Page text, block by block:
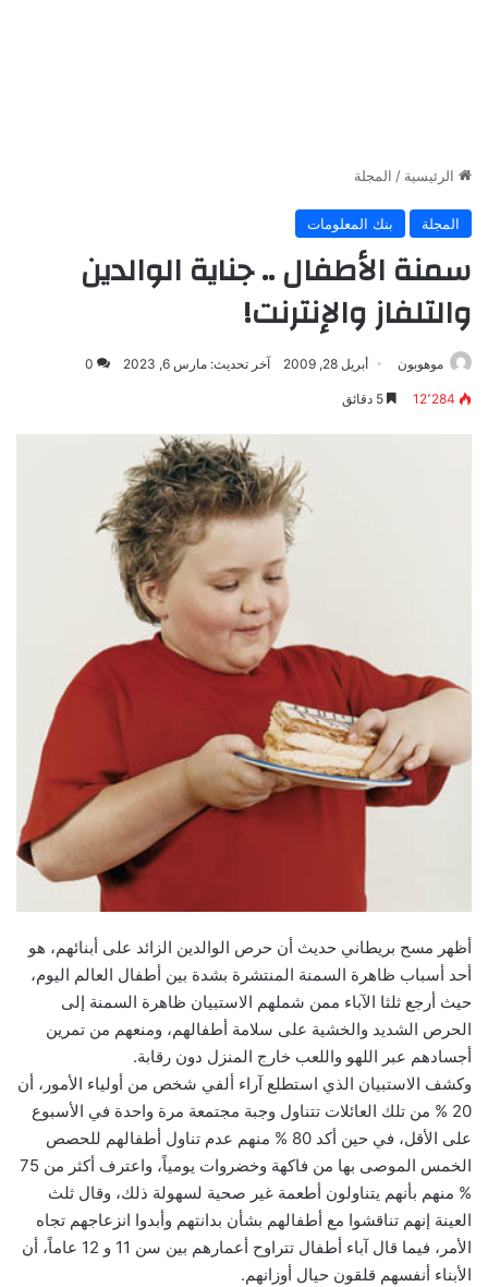
الرئيسية / المجلة
المجلة بنك المعلومات
سمنة الأطفال .. جناية الوالدين
والتلفاز والإنترنت!
موهوبون أبريل 28, 2009 آخر تحديث: مارس 6, 2023 0
12٬284
أظهر مسح بريطاني حديث أن حرص الوالدين الزائد على أبنائهم، هو
أحد أسباب ظاهرة السمنة المنتشرة بشدة بين أطفال العالم اليوم،
حيث أرجع ثلثا الآباء ممن شملهم الاستبيان ظاهرة السمنة إلى
الحرص الشديد والخشية على سلامة أطفالهم، ومنعهم من تمرين
أجسادهم عبر اللهو واللعب خارج المنزل دون رقابة.
وكشف الاستبيان الذي استطلع آراء ألفي شخص من أولياء الأمور، أن
20 % من تلك العائلات تتناول وجبة مجتمعة مرة واحدة في الأسبوع
على الأقل، في حين أكد 80 % منهم عدم تناول أطفالهم للحصص
الخمس الموصى بها من فاكهة وخضروات يومياً، واعترف أكثر من 75
% منهم بأنهم يتناولون أطعمة غير صحية لسهولة ذلك، وقال ثلث
العينة إنهم تناقشوا مع أطفالهم بشأن بدانتهم وأبدوا انزعاجهم تجاه
الأمر، فيما قال آباء أطفال تتراوح أعمارهم بين سن 11 و 12 عاماً، أن
الأبناء أنفسهم قلقون حيال أوزانهم.